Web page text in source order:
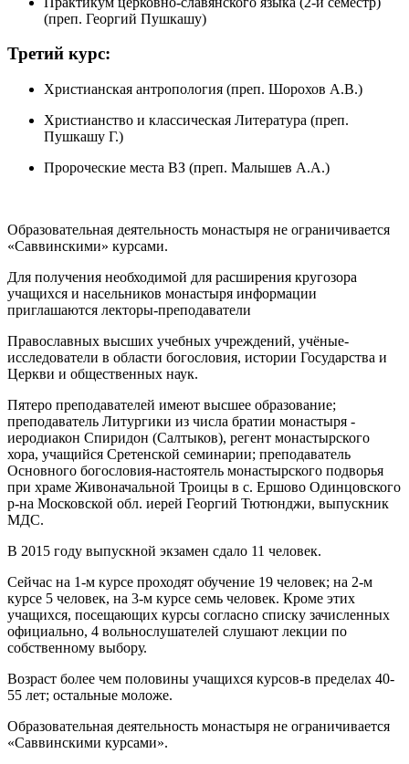
(преп. Георгий Пушкашу)
Третий курс:
Христианская антропология (преп. Шорохов А.В.)
Христианство и классическая Литература (преп.
Пушкашу Г.)
Пророческие места ВЗ (преп. Малышев А.А.)
Образовательная деятельность монастыря не ограничивается
«Саввинскими» курсами.
Для получения необходимой для расширения кругозора
учащихся и насельников монастыря информации
приглашаются лекторы-преподаватели
Православных высших учебных учреждений, учёные-
исследователи в области богословия, истории Государства и
Церкви и общественных наук.
Пятеро преподавателей имеют высшее образование;
преподаватель Литургики из числа братии монастыря -
иеродиакон Спиридон (Салтыков), регент монастырского
хора, учащийся Сретенской семинарии; преподаватель
Основного богословия-настоятель монастырского подворья
при храме Живоначальной Троицы в с. Ершово Одинцовского
р-на Московской обл. иерей Георгий Тютюнджи, выпускник
МДС.
В 2015 году выпускной экзамен сдало 11 человек.
Сейчас на 1-м курсе проходят обучение 19 человек; на 2-м
курсе 5 человек, на 3-м курсе семь человек. Кроме этих
учащихся, посещающих курсы согласно списку зачисленных
официально, 4 вольнослушателей слушают лекции по
собственному выбору.
Возраст более чем половины учащихся курсов-в пределах 40-
55 лет; остальные моложе.
Образовательная деятельность монастыря не ограничивается
«Саввинскими курсами».